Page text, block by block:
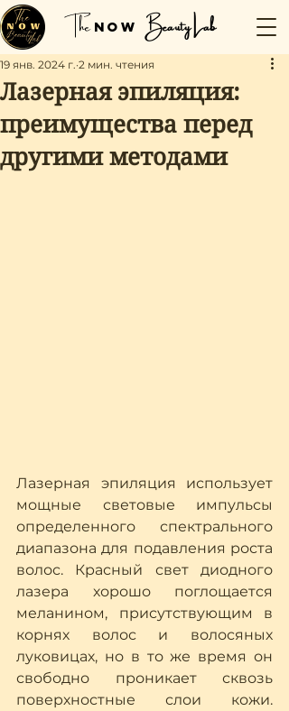
The NOW Beauty Lab
Лазерная эпиляция:
преимущества перед
другими методами
19 янв. 2024 г. 2 мин. чтения
Лазерная эпиляция использует
мощные световые импульсы
определенного спектрального
диапазона для подавления роста
волос. Красный свет диодного
лазера хорошо поглощается
меланином, присутствующим в
корнях волос и волосяных
луковицах, но в то же время он
свободно проникает сквозь
поверхностные слои кожи.